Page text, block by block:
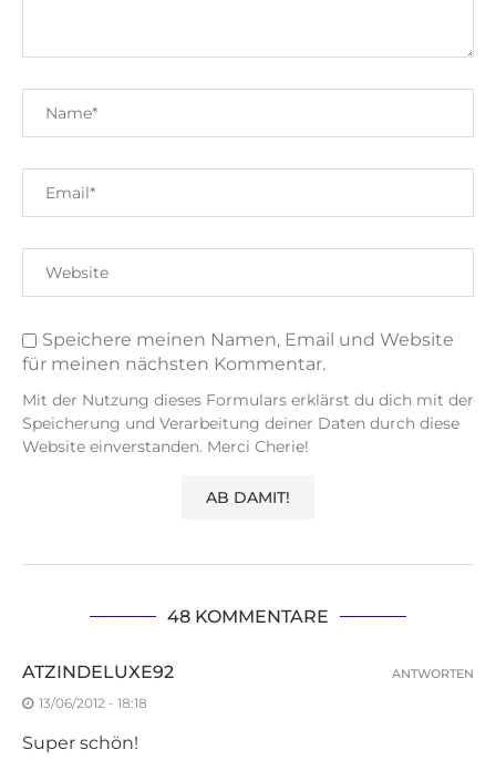
Speichere meinen Namen, Email und Website
für meinen nächsten Kommentar.
Mit der Nutzung dieses Formulars erklärst du dich mit der
Speicherung und Verarbeitung deiner Daten durch diese
Website einverstanden. Merci Cherie!
48 KOMMENTARE
ATZINDELUXE92
13/06/2012 - 18:18
Super schön!
ANTWORTEN